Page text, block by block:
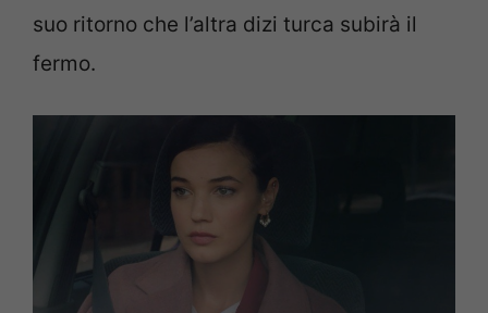
suo ritorno che l’altra dizi turca subirà il
fermo.